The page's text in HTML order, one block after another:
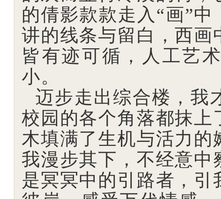
的倩影款款走入“画”
讲的线条与留白，西
皆有迹可循，人工艺
小。
迈步走出综合楼，我
校园的各个角落都抹
木填满了生机与活力
我漫步其下，不经意
是冥冥中的引路者，